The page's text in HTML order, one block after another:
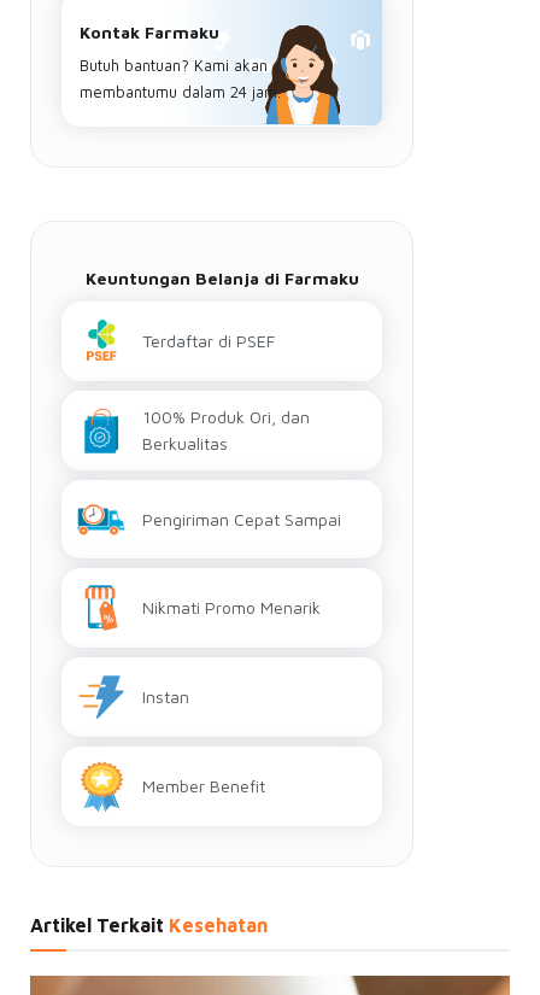
Kontak Farmaku
Butuh bantuan? Kami akan
membantumu dalam 24 jam.
Keuntungan Belanja di Farmaku
Terdaftar di PSEF
100% Produk Ori, dan
Berkualitas
Pengiriman Cepat Sampai
Nikmati Promo Menarik
Instan
Member Benefit
Artikel Terkait Kesehatan